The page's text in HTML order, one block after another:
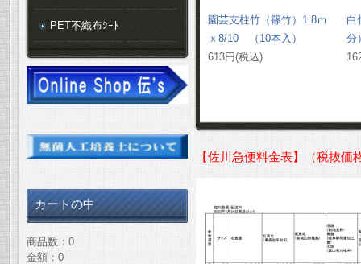
園芸支柱竹（篠竹）1.8ｍ
ｘ8/10 （10本入）
613円(税込)
白
【佐川急便料金表】（税抜価
PET不織布ｼｰﾄ
カートの中
商品数：0
金額：0